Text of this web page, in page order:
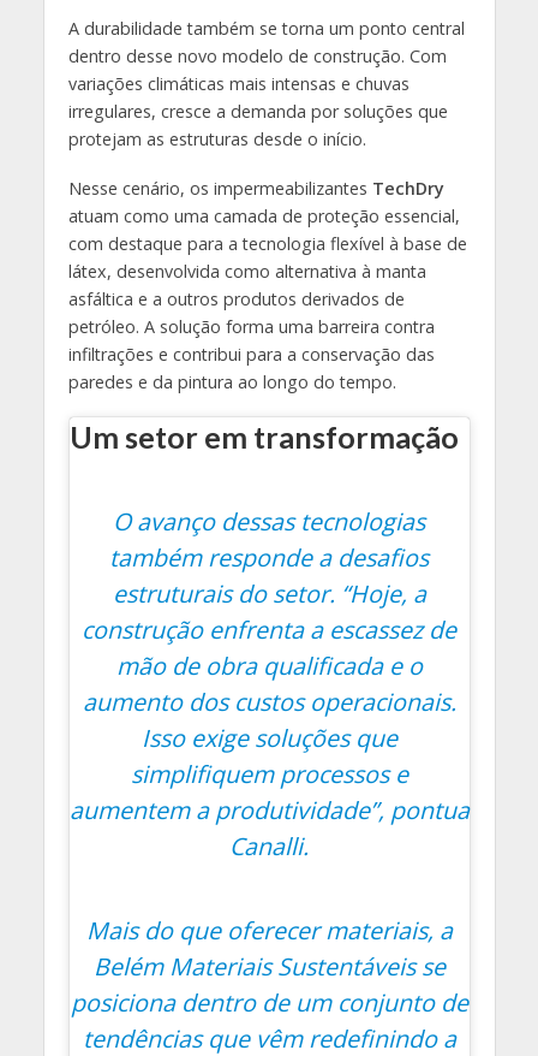
A durabilidade também se torna um ponto central
dentro desse novo modelo de construção. Com
variações climáticas mais intensas e chuvas
irregulares, cresce a demanda por soluções que
protejam as estruturas desde o início.
Nesse cenário, os impermeabilizantes TechDry
atuam como uma camada de proteção essencial,
com destaque para a tecnologia flexível à base de
látex, desenvolvida como alternativa à manta
asfáltica e a outros produtos derivados de
petróleo. A solução forma uma barreira contra
infiltrações e contribui para a conservação das
paredes e da pintura ao longo do tempo.
Um setor em transformação
O avanço dessas tecnologias
também responde a desafios
estruturais do setor. “Hoje, a
construção enfrenta a escassez de
mão de obra qualificada e o
aumento dos custos operacionais.
Isso exige soluções que
simplifiquem processos e
aumentem a produtividade”, pontua
Canalli.
Mais do que oferecer materiais, a
Belém Materiais Sustentáveis se
posiciona dentro de um conjunto de
tendências que vêm redefinindo a